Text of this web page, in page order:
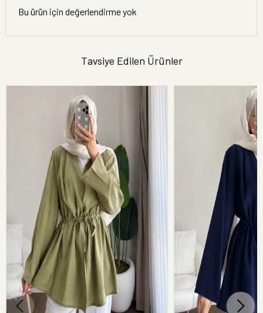
Bu ürün için değerlendirme yok
Tavsiye Edilen Ürünler